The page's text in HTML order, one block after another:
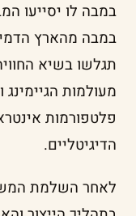
במבה לו יסייעו
במבה מהארץ
תגלשו בשיא
מעולמות
פלטפורמות
הדיגיטליים.
לאחר השלמת